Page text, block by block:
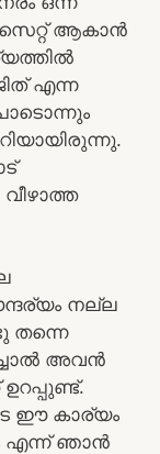
ആകാൻ
എന്ന
നല്ല
തന്നെ
അവൻ
ഈ കാര്യം
എന്ന് ഞാൻ